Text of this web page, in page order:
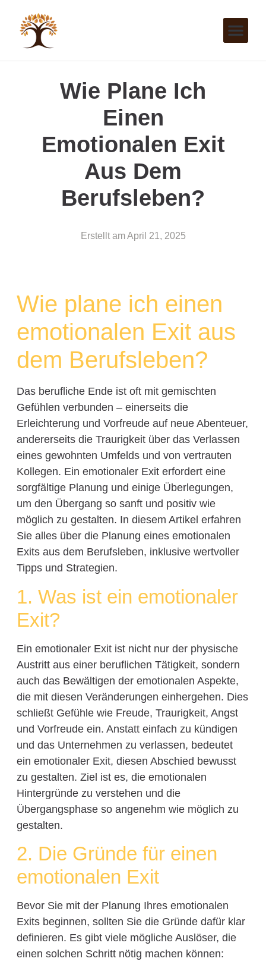
Wie Plane Ich
Einen
Emotionalen Exit
Aus Dem
Berufsleben?
Erstellt am April 21, 2025
Wie plane ich einen
emotionalen Exit aus
dem Berufsleben?
Das berufliche Ende ist oft mit gemischten
Gefühlen verbunden – einerseits die
Erleichterung und Vorfreude auf neue Abenteuer,
andererseits die Traurigkeit über das Verlassen
eines gewohnten Umfelds und von vertrauten
Kollegen. Ein emotionaler Exit erfordert eine
sorgfältige Planung und einige Überlegungen,
um den Übergang so sanft und positiv wie
möglich zu gestalten. In diesem Artikel erfahren
Sie alles über die Planung eines emotionalen
Exits aus dem Berufsleben, inklusive wertvoller
Tipps und Strategien.
1. Was ist ein emotionaler
Exit?
Ein emotionaler Exit ist nicht nur der physische
Austritt aus einer beruflichen Tätigkeit, sondern
auch das Bewältigen der emotionalen Aspekte,
die mit diesen Veränderungen einhergehen. Dies
schließt Gefühle wie Freude, Traurigkeit, Angst
und Vorfreude ein. Anstatt einfach zu kündigen
und das Unternehmen zu verlassen, bedeutet
ein emotionaler Exit, diesen Abschied bewusst
zu gestalten. Ziel ist es, die emotionalen
Hintergründe zu verstehen und die
Übergangsphase so angenehm wie möglich zu
gestalten.
2. Die Gründe für einen
emotionalen Exit
Bevor Sie mit der Planung Ihres emotionalen
Exits beginnen, sollten Sie die Gründe dafür klar
definieren. Es gibt viele mögliche Auslöser, die
einen solchen Schritt nötig machen können: